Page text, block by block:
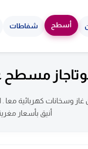
أسطح شفاطات
مسطح
وسخانات كهربائية معا .
أنيق بأسعار